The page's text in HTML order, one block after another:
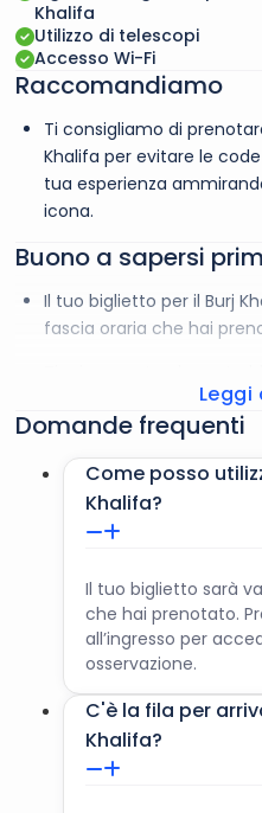
e scopri i dettagli
Burj Khalifa una vera
telescopi per esplorare la
foto ricordo scattata
assistere all’incantevole
Con la musica
grande del mondo offre
indimenticabile.
Khalifa
Utilizzo di telescopi
Accesso Wi-Fi
Raccomandiamo
Ti consigliamo di
Khalifa per evitare le
tua esperienza
icona.
Buono a sapersi
Il tuo biglietto per il Burj
fascia oraria che hai
accedere alla
L’ingresso è vietato ai
anni.
Gli orari di apertura della
seguenti: tutti i giorni,
Gli spettacoli notturni
giorni dalle 18:00 alle
30 minuti.
Leggi
Domande frequenti
Come posso
Khalifa?
Il tuo biglietto sarà
che hai prenotato.
all’ingresso per
osservazione.
C'è la fila per
Khalifa?